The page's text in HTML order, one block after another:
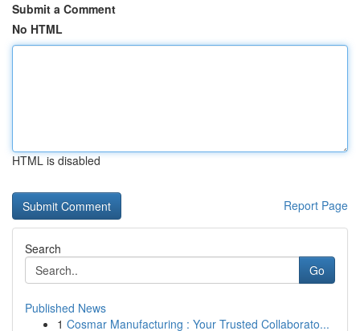
Submit a Comment
No HTML
HTML is disabled
Report Page
Search
Go
Published News
1 Cosmar Manufacturing : Your Trusted Collaborato...